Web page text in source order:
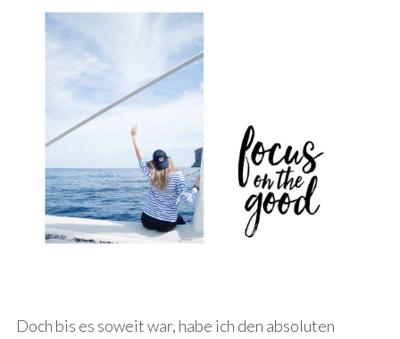
Doch bis es soweit war, habe ich den absoluten